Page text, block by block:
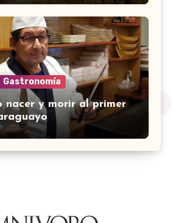
Gastronomía
nacer y morir al primer